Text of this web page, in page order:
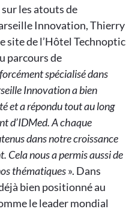
les atouts de
Innovation, Thierry
site de l’Hôtel Technoptic
parcours de
spécialisé dans
Innovation a bien
et a répondu tout au long
d’IDMed. A chaque
dans notre croissance
Cela nous a permis aussi de
thématiques». Dans
bien positionné au
le leader mondial